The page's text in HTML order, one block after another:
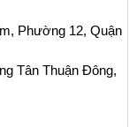
Phường 12, Quận
Tân Thuận Đông,